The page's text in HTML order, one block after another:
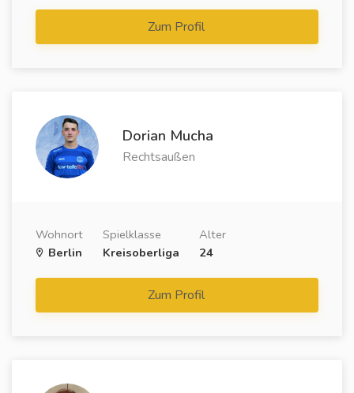
Zum Profil
Dorian Mucha
Rechtsaußen
Wohnort
Berlin
Spielklasse
Kreisoberliga
Alter
24
Zum Profil